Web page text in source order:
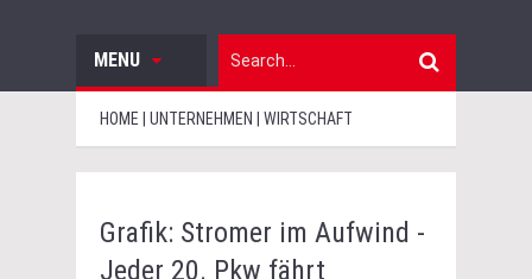
MENU
HOME | UNTERNEHMEN | WIRTSCHAFT
Grafik: Stromer im Aufwind -
Jeder 20. Pkw fährt